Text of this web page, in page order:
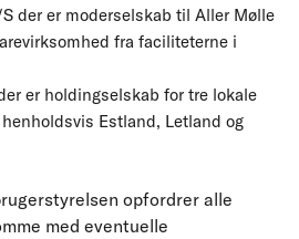
der er moderselskab til Aller Mølle
fra faciliteterne i
er holdingselskab for tre lokale
Estland, Letland og
opfordrer alle
med eventuelle